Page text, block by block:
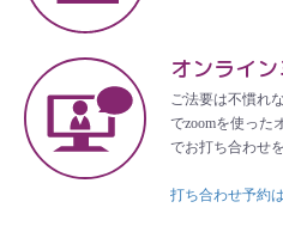
オンライ
ご法要は不慣れ
でzoomを使った
でお打ち合わせ
打ち合わせ予約